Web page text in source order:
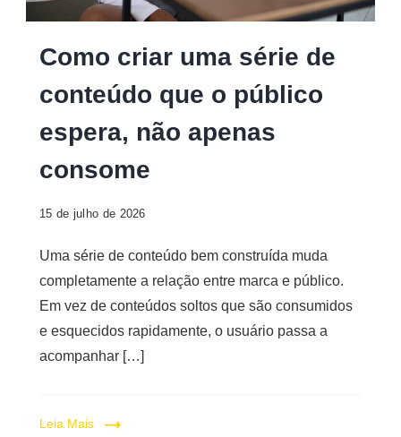
Como criar uma série de
conteúdo que o público
espera, não apenas
consome
15 de julho de 2026
Uma série de conteúdo bem construída muda
completamente a relação entre marca e público.
Em vez de conteúdos soltos que são consumidos
e esquecidos rapidamente, o usuário passa a
acompanhar […]
Leia Mais